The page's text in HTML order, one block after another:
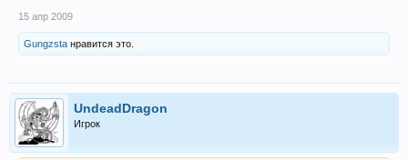
15 апр 2009
Gungzsta нравится это.
UndeadDragon
Игрок